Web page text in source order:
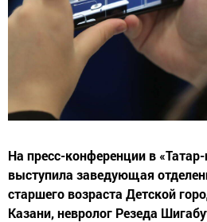
На пресс-конференции в
выступила заведующая
старшего возраста Детской
Казани, невролог Резеда